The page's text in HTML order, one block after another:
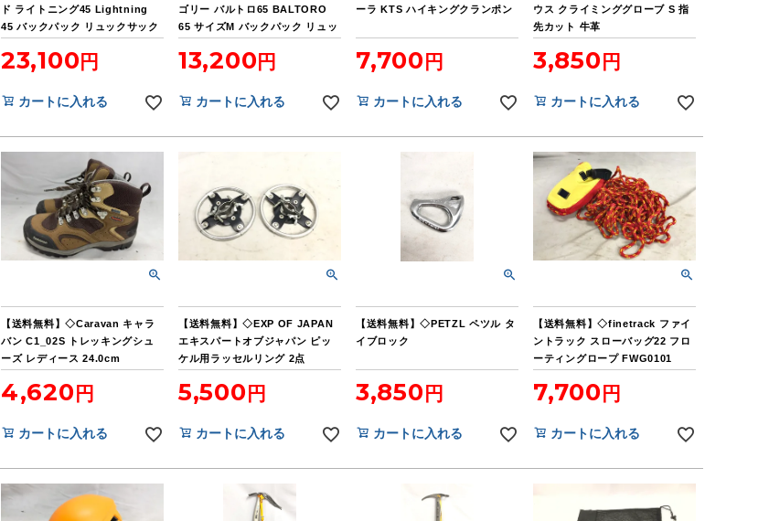
ド ライトニング45 Lightning
45 バックパック リュックサック
23,100
カートに入れる
ゴリー バルトロ65 BALTORO
65 サイズM バックパック リュッ
13,200
カートに入れる
ーラ KTS ハイキングクランポン
7,700
カートに入れる
ウス クライミンググローブ S 指
先カット 牛革
3,850
カートに入れる
【送料無料】◇Caravan キャラ
バン C1_02S トレッキングシュ
ーズ レディース 24.0cm
4,620
カートに入れる
【送料無料】◇EXP OF JAPAN
エキスパートオブジャパン ピッ
ケル用ラッセルリング 2点
5,500
カートに入れる
【送料無料】◇PETZL ペツル タ
イブロック
3,850
カートに入れる
【送料無料】◇finetrack ファイ
ントラック スローバッグ22 フロ
ーティングロープ FWG0101
7,700
カートに入れる